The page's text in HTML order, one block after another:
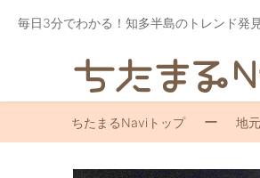
毎日3分でわかる！知多半島のトレンド発
ちたまるNaviトップ 地